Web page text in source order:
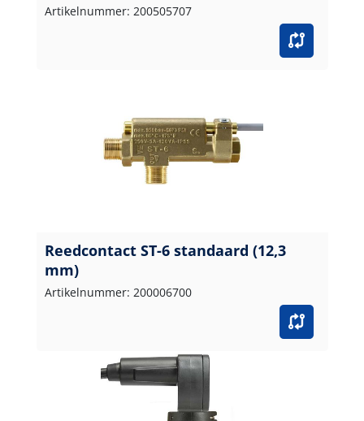
Artikelnummer: 200505707
Reedcontact ST-6 standaard (12,3
mm)
Artikelnummer: 200006700